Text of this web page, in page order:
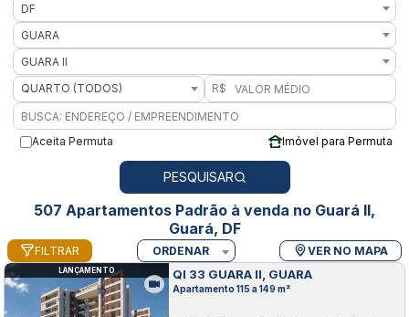
DF
GUARA
GUARA II
QUARTO (TODOS)
R$
Aceita Permuta Imóvel para Permuta
PESQUISAR
507 Apartamentos Padrão à venda no Guará II,
Guará, DF
FILTRAR ORDENAR VER NO MAPA
LANÇAMENTO QI 33 GUARA II, GUARA
Apartamento 115 a 149 m²